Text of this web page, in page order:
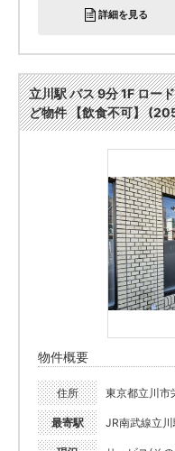
詳細を見る
立川駅 バス 9分 1F ロー
ど物件 【飲食不可】
物件概要
住所 東京都立川市
最寄駅 JR南武線立川